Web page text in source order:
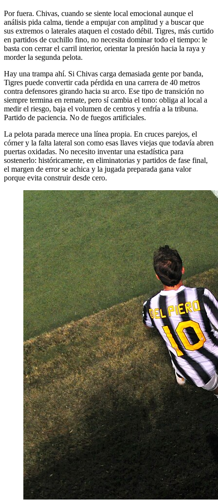
Por fuera. Chivas, cuando se siente local emocional aunque el
análisis pida calma, tiende a empujar con amplitud y a buscar que
sus extremos o laterales ataquen el costado débil. Tigres, más curtido
en partidos de cuchillo fino, no necesita dominar todo el tiempo: le
basta con cerrar el carril interior, orientar la presión hacia la raya y
morder la segunda pelota.
Hay una trampa ahí. Si Chivas carga demasiada gente por banda,
Tigres puede convertir cada pérdida en una carrera de 40 metros
contra defensores girando hacia su arco. Ese tipo de transición no
siempre termina en remate, pero sí cambia el tono: obliga al local a
medir el riesgo, baja el volumen de centros y enfría a la tribuna.
Partido de paciencia. No de fuegos artificiales.
La pelota parada merece una línea propia. En cruces parejos, el
córner y la falta lateral son como esas llaves viejas que todavía abren
puertas oxidadas. No necesito inventar una estadística para
sostenerlo: históricamente, en eliminatorias y partidos de fase final,
el margen de error se achica y la jugada preparada gana valor
porque evita construir desde cero.